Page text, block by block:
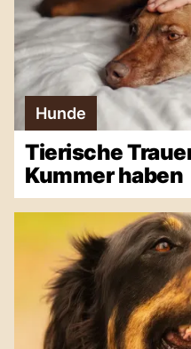
Hunde
Tierische
Kummer haben